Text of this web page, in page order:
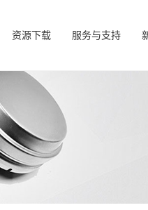
资源下载 服务与支持